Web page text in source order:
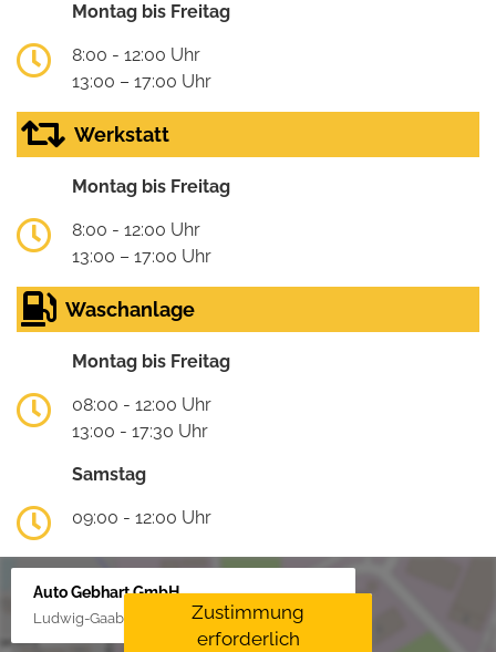
Montag bis Freitag
8:00 - 12:00 Uhr
13:00 – 17:00 Uhr
Werkstatt
Montag bis Freitag
8:00 - 12:00 Uhr
13:00 – 17:00 Uhr
Waschanlage
Montag bis Freitag
08:00 - 12:00 Uhr
13:00 - 17:30 Uhr
Samstag
09:00 - 12:00 Uhr
Auto Gebhart GmbH
Ludwig-Gaab-Str. 4, 88427 Bad Schussenried
Zustimmung
erforderlich